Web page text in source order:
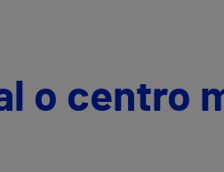
o centro